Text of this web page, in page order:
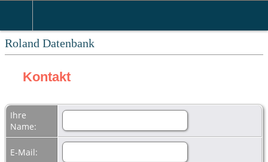
Roland Datenbank
Kontakt
Ihre
Name:
E-Mail: